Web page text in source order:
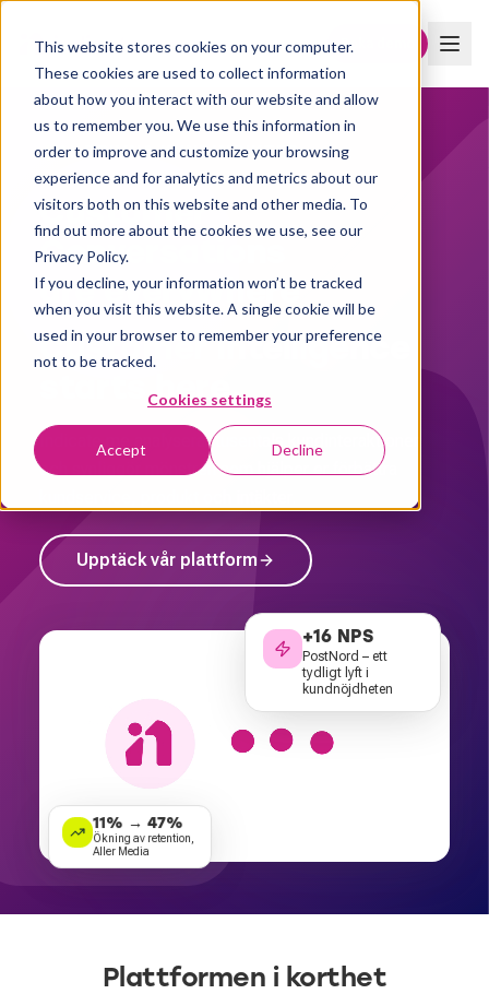
This website stores cookies on your computer.
These cookies are used to collect information
about how you interact with our website and allow
us to remember you. We use this information in
order to improve and customize your browsing
experience and for analytics and metrics about our
visitors both on this website and other media. To
find out more about the cookies we use, see our
Privacy Policy.
If you decline, your information won’t be tracked
when you visit this website. A single cookie will be
used in your browser to remember your preference
not to be tracked.
Cookies settings
Accept Decline
Boka demo
AI-DRIVNA KUNDINSIKTER
Customer
Conversations
are everywhere
Customer Intelligence
starts here.
Indicate me analyserar tusentals kundinteraktioner
och synliggör mönstren som hjälper er förbättra
Upptäck vår plattform
+16 NPS
PostNord – ett
tydligt lyft i
kundnöjdheten
11% → 47%
Ökning av retention,
Aller Media
Plattformen i korthet